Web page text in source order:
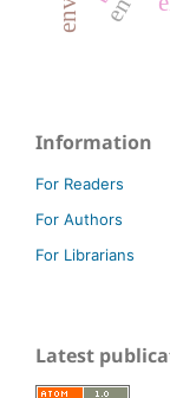
Information
For Readers
For Authors
For Librarians
Latest